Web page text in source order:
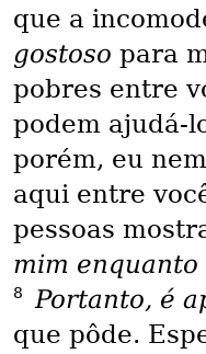
que a
gostoso para
pobres entre
podem ajudá-
porém, eu
aqui entre
pessoas
mim
8 Portanto, é
que pôde.